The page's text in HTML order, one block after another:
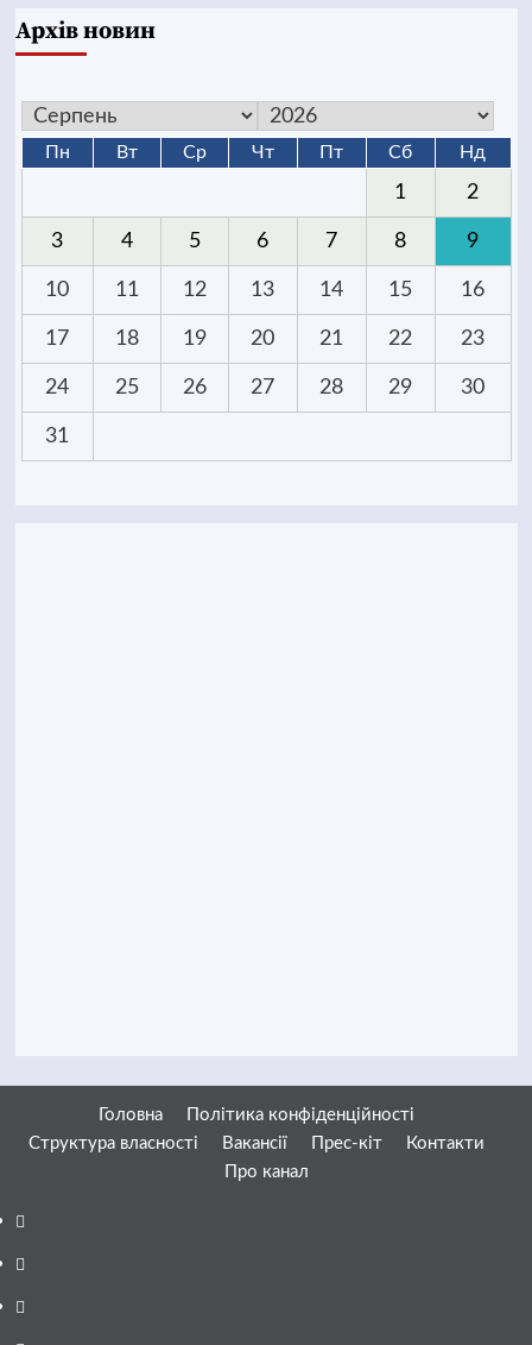
Архів новин
Пн Вт Ср Чт Пт Сб Нд
1 2
3 4 5 6 7 8 9
10 11 12 13 14 15 16
17 18 19 20 21 22 23
24 25 26 27 28 29 30
31
Головна
Політика конфіденційності
Структура власності
Вакансії Прес-кіт
Контакти
Про канал
Facebook
YouTube
Telegram